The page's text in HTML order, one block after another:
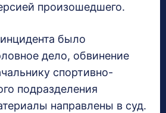
произошедшего.
было
дело, обвинение
спортивно-
подразделения
направлены в суд.